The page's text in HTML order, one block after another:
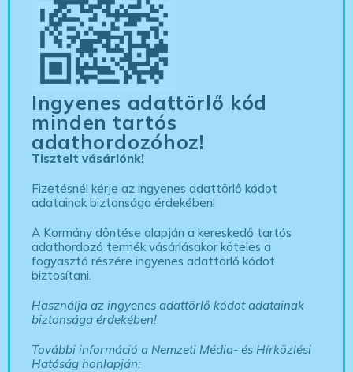
Ingyenes adattörlő kód
minden tartós
adathordozóhoz!
Tisztelt vásárlónk!
Fizetésnél kérje az ingyenes adattörlő kódot
adatainak biztonsága érdekében!
A Kormány döntése alapján a kereskedő tartós
adathordozó termék vásárlásakor köteles a
fogyasztó részére ingyenes adattörlő kódot
biztosítani.
Használja az ingyenes adattörlő kódot adatainak
biztonsága érdekében!
További információ a Nemzeti Média- és Hírközlési
Hatóság honlapján: